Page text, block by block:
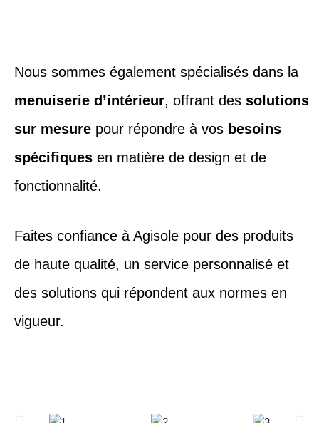
Nous sommes également spécialisés dans la
menuiserie d’intérieur, offrant des solutions
sur mesure pour répondre à vos besoins
spécifiques en matière de design et de
fonctionnalité.
Faites confiance à Agisole pour des produits
de haute qualité, un service personnalisé et
des solutions qui répondent aux normes en
vigueur.